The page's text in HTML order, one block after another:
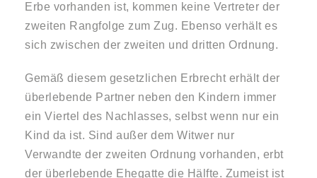
Erbe vorhanden ist, kommen keine Vertreter der
zweiten Rangfolge zum Zug. Ebenso verhält es
sich zwischen der zweiten und dritten Ordnung.
Gemäß diesem gesetzlichen Erbrecht erhält der
überlebende Partner neben den Kindern immer
ein Viertel des Nachlasses, selbst wenn nur ein
Kind da ist. Sind außer dem Witwer nur
Verwandte der zweiten Ordnung vorhanden, erbt
der überlebende Ehegatte die Hälfte. Zumeist ist